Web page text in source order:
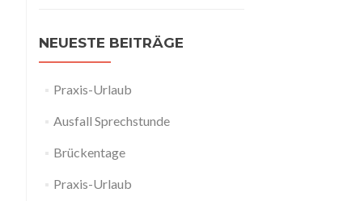
NEUESTE BEITRÄGE
Praxis-Urlaub
Ausfall Sprechstunde
Brückentage
Praxis-Urlaub